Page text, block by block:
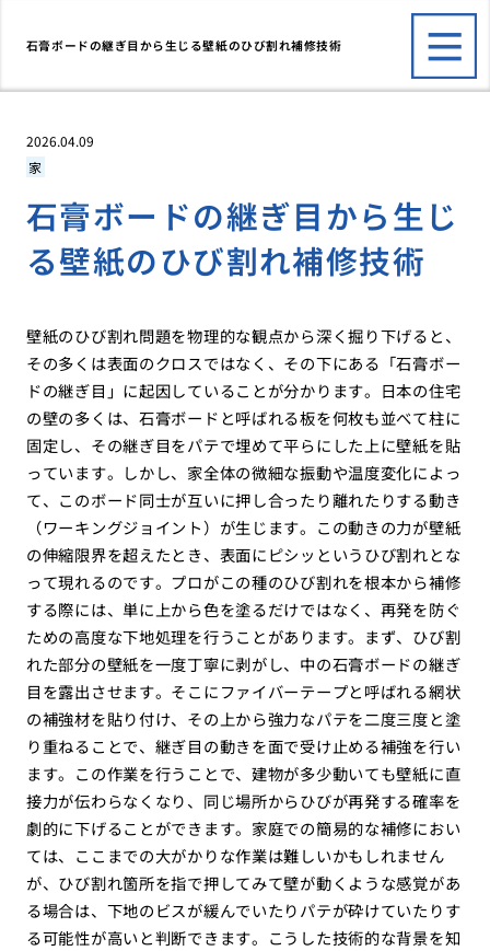
石膏ボードの継ぎ目から生じる壁紙のひび割れ補修技術
2026.04.09
家
石膏ボードの継ぎ目から生じ
る壁紙のひび割れ補修技術
壁紙のひび割れ問題を物理的な観点から深く掘り下げると、
その多くは表面のクロスではなく、その下にある「石膏ボー
ドの継ぎ目」に起因していることが分かります。日本の住宅
の壁の多くは、石膏ボードと呼ばれる板を何枚も並べて柱に
固定し、その継ぎ目をパテで埋めて平らにした上に壁紙を貼
っています。しかし、家全体の微細な振動や温度変化によっ
て、このボード同士が互いに押し合ったり離れたりする動き
（ワーキングジョイント）が生じます。この動きの力が壁紙
の伸縮限界を超えたとき、表面にピシッというひび割れとな
って現れるのです。プロがこの種のひび割れを根本から補修
する際には、単に上から色を塗るだけではなく、再発を防ぐ
ための高度な下地処理を行うことがあります。まず、ひび割
れた部分の壁紙を一度丁寧に剥がし、中の石膏ボードの継ぎ
目を露出させます。そこにファイバーテープと呼ばれる網状
の補強材を貼り付け、その上から強力なパテを二度三度と塗
り重ねることで、継ぎ目の動きを面で受け止める補強を行い
ます。この作業を行うことで、建物が多少動いても壁紙に直
接力が伝わらなくなり、同じ場所からひびが再発する確率を
劇的に下げることができます。家庭での簡易的な補修におい
ては、ここまでの大がかりな作業は難しいかもしれません
が、ひび割れ箇所を指で押してみて壁が動くような感覚があ
る場合は、下地のビスが緩んでいたりパテが砕けていたりす
る可能性が高いと判断できます。こうした技術的な背景を知